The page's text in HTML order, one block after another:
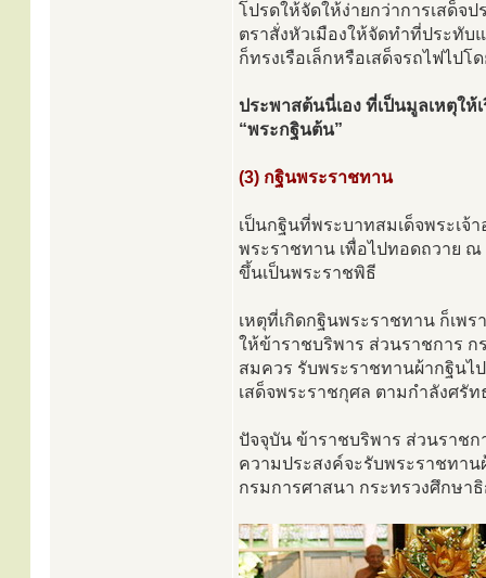
โปรดให้จัดให้ง่ายกว่าการเสด็จ
ตราสั่งหัวเมืองให้จัดทำที่ประทั
ก็ทรงเรือเล็กหรือเสด็จรถไฟไปโ
ประพาสต้นนี่เอง ที่เป็นมูลเหตุให้
“พระกฐินต้น”
(3) กฐินพระราชทาน
เป็นกฐินที่พระบาทสมเด็จพระเ
พระราชทาน เพื่อไปทอดถวาย
ขึ้นเป็นพระราชพิธี
เหตุที่เกิดกฐินพระราชทาน ก็เพ
ให้ข้าราชบริพาร ส่วนราชการ
สมควร รับพระราชทานผ้ากฐินไ
เสด็จพระราชกุศล ตามกำลังศรัท
ปัจจุบัน ข้าราชบริพาร ส่วนราช
ความประสงค์จะรับพระราชทา
กรมการศาสนา กระทรวงศึกษา